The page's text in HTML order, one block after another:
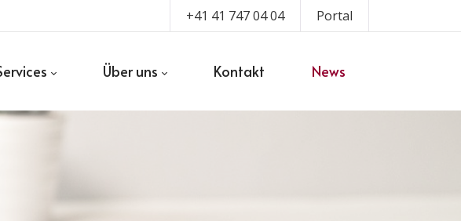
+41 41 747 04 04 Portal
Über uns Kontakt News